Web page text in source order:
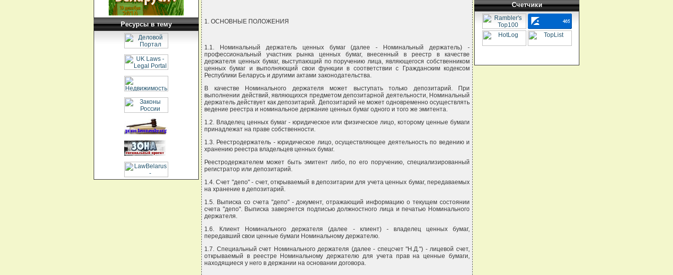
Ресурсы в тему 1. ОСНОВНЫЕ ПОЛОЖЕНИЯ
1.1. Номинальный держатель ценных бумаг (далее - Номинальный держатель) -
профессиональный участник рынка ценных бумаг, внесенный в реестр в качестве
держателя ценных бумаг, выступающий по поручению лица, являющегося собственником
ценных бумаг и выполняющий свои функции в соответствии с Гражданским кодексом
Республики Беларусь и другими актами законодательства.
В качестве Номинального держателя может выступать только депозитарий. При
выполнении действий, являющихся предметом депозитарной деятельности, Номинальный
держатель действует как депозитарий. Депозитарий не может одновременно осуществлять
ведение реестра и номинальное держание ценных бумаг одного и того же эмитента.
1.2. Владелец ценных бумаг - юридическое или физическое лицо, которому ценные бумаги
принадлежат на праве собственности.
1.3. Реестродержатель - юридическое лицо, осуществляющее деятельность по ведению и
хранению реестра владельцев ценных бумаг.
Реестродержателем может быть эмитент либо, по его поручению, специализированный
регистратор или депозитарий.
1.4. Счет "депо" - счет, открываемый в депозитарии для учета ценных бумаг, передаваемых
на хранение в депозитарий.
1.5. Выписка со счета "депо" - документ, отражающий информацию о текущем состоянии
счета "депо". Выписка заверяется подписью должностного лица и печатью Номинального
держателя.
1.6. Клиент Номинального держателя (далее - клиент) - владелец ценных бумаг,
передавший свои ценные бумаги Номинальному держателю.
1.7. Специальный счет Номинального держателя (далее - спецсчет "Н.Д.") - лицевой счет,
открываемый в реестре Номинальному держателю для учета прав на ценные бумаги,
находящиеся у него в держании на основании договора.
Счетчики